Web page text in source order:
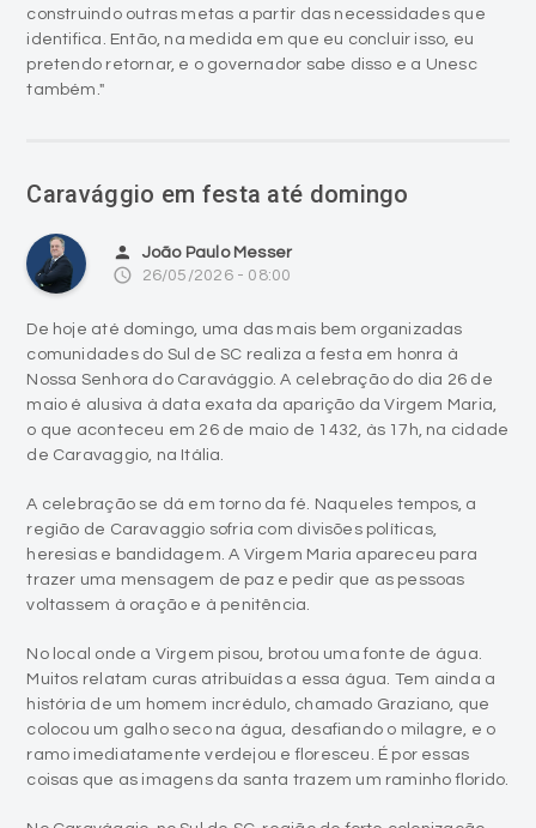
construindo outras metas a partir das necessidades que
identifica. Então, na medida em que eu concluir isso, eu
pretendo retornar, e o governador sabe disso e a Unesc
também."
Caravággio em festa até domingo
person João Paulo Messer
access_time 26/05/2026 - 08:00
De hoje até domingo, uma das mais bem organizadas
comunidades do Sul de SC realiza a festa em honra à
Nossa Senhora do Caravággio. A celebração do dia 26 de
maio é alusiva à data exata da aparição da Virgem Maria,
o que aconteceu em 26 de maio de 1432, às 17h, na cidade
de Caravaggio, na Itália.
A celebração se dá em torno da fé. Naqueles tempos, a
região de Caravaggio sofria com divisões políticas,
heresias e bandidagem. A Virgem Maria apareceu para
trazer uma mensagem de paz e pedir que as pessoas
voltassem à oração e à penitência.
No local onde a Virgem pisou, brotou uma fonte de água.
Muitos relatam curas atribuídas a essa água. Tem ainda a
história de um homem incrédulo, chamado Graziano, que
colocou um galho seco na água, desafiando o milagre, e o
ramo imediatamente verdejou e floresceu. É por essas
coisas que as imagens da santa trazem um raminho florido.